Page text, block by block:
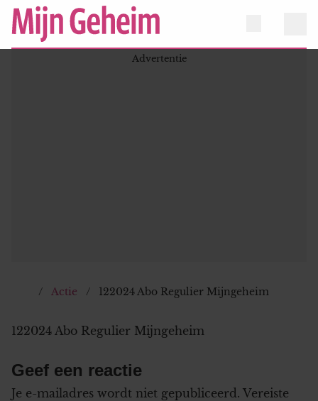
Actie 122024 Abo Regulier Mijngeheim
122024 Abo Regulier Mijngeheim
Geef een reactie
Je e-mailadres wordt niet gepubliceerd. Vereiste